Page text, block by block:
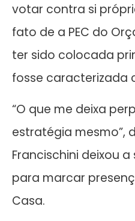
votar contra si
fato de a PEC do
ter sido colocada
fosse caracterizada
“O que me deixa
estratégia mesmo”,
Francischini deixou
para marcar
Casa.